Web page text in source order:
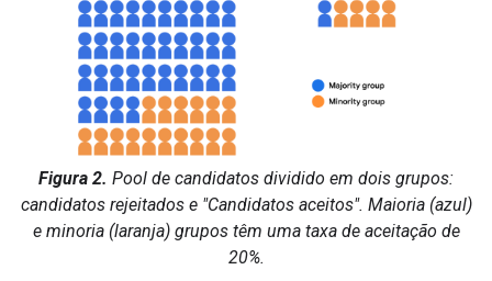
Figura 2. Pool de candidatos dividido em dois grupos:
candidatos rejeitados e "Candidatos aceitos". Maioria (azul)
e minoria (laranja) grupos têm uma taxa de aceitação de
20%.